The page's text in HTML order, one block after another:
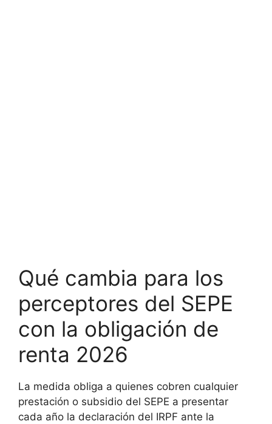
Qué cambia para los
perceptores del SEPE
con la obligación de
renta 2026
La medida obliga a quienes cobren cualquier
prestación o subsidio del SEPE a presentar
cada año la declaración del IRPF ante la